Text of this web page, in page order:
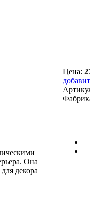
Она
декора
Цена: